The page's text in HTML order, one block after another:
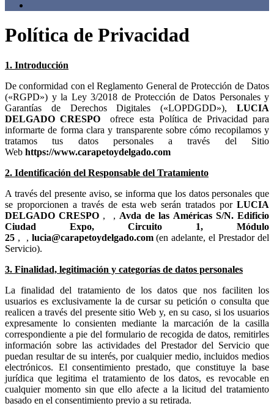
Política de Privacidad
1. Introducción
De conformidad con el Reglamento General de Protección de Datos
(«RGPD») y la Ley 3/2018 de Protección de Datos Personales y
Garantías de Derechos Digitales («LOPDGDD»),
ofrece esta Política de Privacidad para
informarte de forma clara y transparente sobre cómo recopilamos y
tratamos tus datos personales a través del Sitio
Web
2. Identificación del Responsable del Tratamiento
A través del presente aviso, se informa que los datos personales que
se proporcionen a través de esta web serán tratados por
,
,
, ,
(en adelante, el Prestador del
Servicio).
3. Finalidad, legitimación y categorías de datos personales
La finalidad del tratamiento de los datos que nos faciliten los
usuarios es exclusivamente la de cursar su petición o consulta que
realicen a través del presente sitio Web y, en su caso, si los usuarios
expresamente lo consienten mediante la marcación de la casilla
correspondiente a pie del formulario de recogida de datos, remitirles
información sobre las actividades del Prestador del Servicio que
puedan resultar de su interés, por cualquier medio, incluidos medios
electrónicos. El consentimiento prestado, que constituye la base
jurídica que legitima el tratamiento de los datos, es revocable en
cualquier momento sin que ello afecte a la licitud del tratamiento
basado en el consentimiento previo a su retirada.